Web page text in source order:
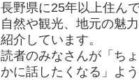
長野県に25年以上住んで
自然や観光、地元の魅
紹介しています。
読者のみなさんが「ち
かに話したくなる」よ